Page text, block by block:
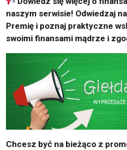
naszym serwisie! Odwiedzaj
Premię i poznaj praktyczne
swoimi finansami mądrze i
Chcesz być na bieżąco z